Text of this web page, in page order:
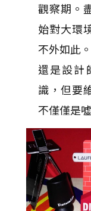
觀察期。
始對大環
不外如此
還是設計
識，但要
不僅僅是